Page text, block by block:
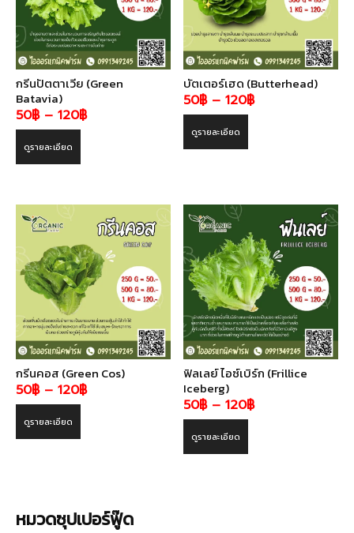
กรีนปัตตาเวีย (Green
Batavia)
50฿ – 120฿Price
ดูรายละเอียด
บัตเตอร์เฮด (Butterhead)
50฿ – 120฿Price
ดูรายละเอียด
กรีนคอส (Green Cos)
50฿ – 120฿Price
ดูรายละเอียด
ฟิลเลย์ ไอซ์เบิร์ก (Frillice
Iceberg)
50฿ – 120฿Price
ดูรายละเอียด
หมวดซุปเปอร์ฟู๊ด